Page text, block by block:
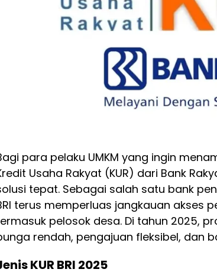
para pelaku UMKM yang ingin
Usaha Rakyat (KUR) dari Bank
tepat. Sebagai salah satu bank
terus memperluas jangkauan akses
pelosok desa. Di tahun 2025,
rendah, pengajuan fleksibel, dan
KUR BRI 2025